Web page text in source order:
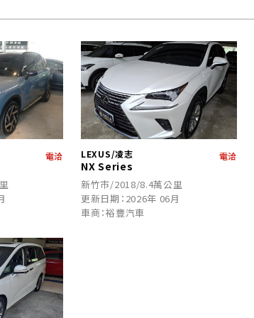
電洽 LEXUS/凌志
NX Series
電洽
新竹市/2018/8.4萬公里
更新日期：2026年 06月
車商：裕豐汽車